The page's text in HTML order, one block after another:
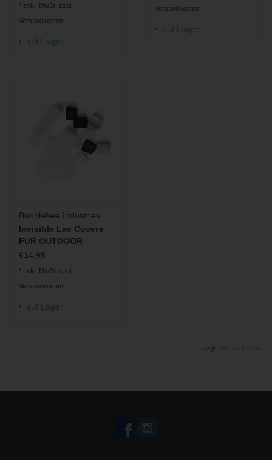
* exkl. MwSt. zzgl.
Versandkosten
auf Lager
Versandkosten
auf Lager
Bubblebee Industries
Invisible Lav Covers
FUR OUTDOOR
€14,95
* exkl. MwSt. zzgl.
Versandkosten
auf Lager
zzgl. Versandkosten